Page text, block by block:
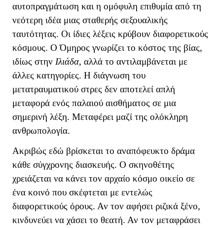
αυτοπραγμάτωση και η ομόφυλη επιθυμία από τη
νεότερη ιδέα μιας σταθερής σεξουαλικής
ταυτότητας. Οι ίδιες λέξεις κρύβουν διαφορετικούς
κόσμους. Ο Όμηρος γνωρίζει το κόστος της βίας,
ιδίως στην Ιλιάδα, αλλά το αντιλαμβάνεται με
άλλες κατηγορίες. Η διάγνωση του
μετατραυματικού στρες δεν αποτελεί απλή
μεταφορά ενός παλαιού αισθήματος σε μια
σημερινή λέξη. Μεταφέρει μαζί της ολόκληρη
ανθρωπολογία.
Ακριβώς εδώ βρίσκεται το αναπόφευκτο δράμα
κάθε σύγχρονης διασκευής. Ο σκηνοθέτης
χρειάζεται να κάνει τον αρχαίο κόσμο οικείο σε
ένα κοινό που σκέφτεται με εντελώς
διαφορετικούς όρους. Αν τον αφήσει ριζικά ξένο,
κινδυνεύει να χάσει το θεατή. Αν τον μεταφράσει